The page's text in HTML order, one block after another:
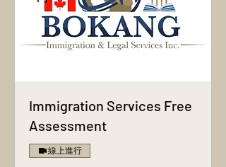
Immigration Services Free
Assessment
線上進行